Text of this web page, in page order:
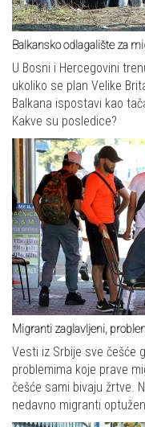
Balkansko odlagalište za
U Bosni i Hercegovini
ukoliko se plan Velike
Balkana ispostavi kao
Kakve su posledice?
Migranti zaglavljeni,
Vesti iz Srbije sve češće
problemima koje prave
češće sami bivaju žrtve.
nedavno migranti